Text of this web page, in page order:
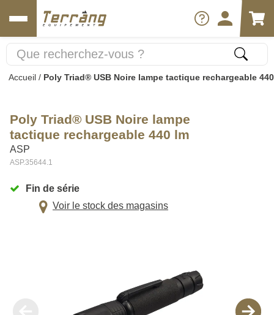
Accueil / Poly Triad® USB Noire lampe tactique rechargeable
Poly Triad® USB Noire lampe
tactique rechargeable 440 lm
ASP
ASP.35644.1
Fin de série
Voir le stock des magasins